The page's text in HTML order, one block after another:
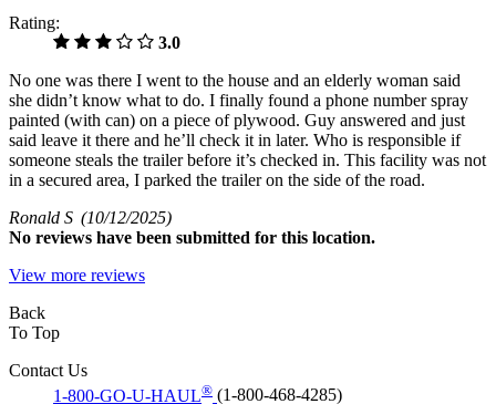
Rating:
3.0
No one was there I went to the house and an elderly woman said
she didn’t know what to do. I finally found a phone number spray
painted (with can) on a piece of plywood. Guy answered and just
said leave it there and he’ll check it in later. Who is responsible if
someone steals the trailer before it’s checked in. This facility was not
in a secured area, I parked the trailer on the side of the road.
Ronald S (10/12/2025)
No reviews have been submitted for this location.
View more reviews
Back
To Top
Contact Us
1-800-GO-U-HAUL® (1-800-468-4285)